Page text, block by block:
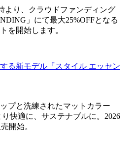
より、クラウドファンディング
」にて最大25%OFFとなる
を開始します。
る新モデル『スタイル エッセン
プと洗練されたマットカラー
快適に、サステナブルに。2026
開始。